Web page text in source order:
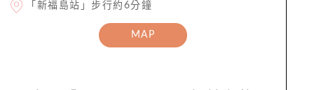
「新福島站」步行約6分鐘
MAP